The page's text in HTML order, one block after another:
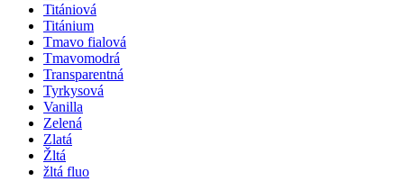
Titániová
Titánium
Tmavo fialová
Tmavomodrá
Transparentná
Tyrkysová
Vanilla
Zelená
Zlatá
Žltá
žltá fluo